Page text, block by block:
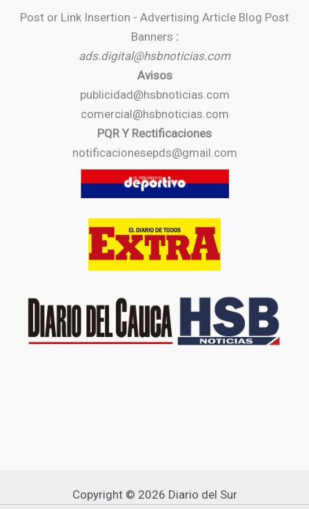
Post or Link Insertion - Advertising Article Blog Post
Banners :
ads.digital@hsbnoticias.com
Avisos
publicidad@hsbnoticias.com
comercial@hsbnoticias.com
PQR Y Rectificaciones
notificacionesepds@gmail.com
Copyright © 2026 Diario del Sur